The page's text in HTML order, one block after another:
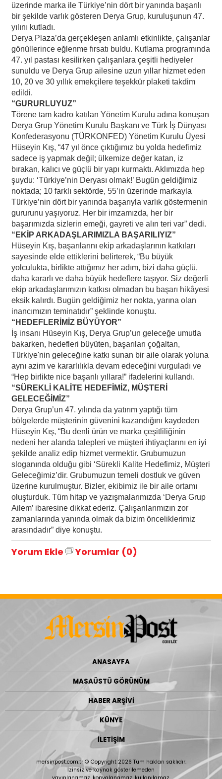
üzerinde marka ile Türkiye’nin dört bir yanında başarılı
bir şekilde varlık gösteren Derya Grup, kuruluşunun 47.
yılını kutladı.
Derya Plaza’da gerçekleşen anlamlı etkinlikte, çalışanlar
gönüllerince eğlenme fırsatı buldu. Kutlama programında
47. yıl pastası kesilirken çalışanlara çeşitli hediyeler
sunuldu ve Derya Grup ailesine uzun yıllar hizmet eden
10, 20 ve 30 yıllık emekçilere teşekkür plaketi takdim
edildi.
“GURURLUYUZ”
Törene tam kadro katılan Yönetim Kurulu adına konuşan
Derya Grup Yönetim Kurulu Başkanı ve Türk İş Dünyası
Konfederasyonu (TÜRKONFED) Yönetim Kurulu Üyesi
Hüseyin Kış, “47 yıl önce çıktığımız bu yolda hedefimiz
sadece iş yapmak değil; ülkemize değer katan, iz
bırakan, kalıcı ve güçlü bir yapı kurmaktı. Aklımızda hep
şuydu: ‘Türkiye’nin Deryası olmak!’ Bugün geldiğimiz
noktada; 10 farklı sektörde, 55’in üzerinde markayla
Türkiye’nin dört bir yanında başarıyla varlık göstermenin
gururunu yaşıyoruz. Her bir imzamızda, her bir
başarımızda sizlerin emeği, gayreti ve alın teri var” dedi.
“EKİP ARKADAŞLARIMIZLA BAŞARILIYIZ”
Hüseyin Kış, başarılarını ekip arkadaşlarının katkıları
sayesinde elde ettiklerini belirterek, “Bu büyük
yolculukta, birlikte attığımız her adım, bizi daha güçlü,
daha kararlı ve daha büyük hedeflere taşıyor. Siz değerli
ekip arkadaşlarımızın katkısı olmadan bu başarı hikâyesi
eksik kalırdı. Bugün geldiğimiz her nokta, yarına olan
inancımızın teminatıdır” şeklinde konuştu.
“HEDEFLERİMİZ BÜYÜYOR”
İş insanı Hüseyin Kış, Derya Grup’un geleceğe umutla
bakarken, hedefleri büyüten, başarıları çoğaltan,
Türkiye'nin geleceğine katkı sunan bir aile olarak yoluna
aynı azim ve kararlılıkla devam edeceğini vurguladı ve
“Hep birlikte nice başarılı yıllara!” ifadelerini kullandı.
“SÜREKLİ KALİTE HEDEFİMİZ, MÜŞTERİ
GELECEĞİMİZ”
Derya Grup’un 47. yılında da yatırım yaptığı tüm
bölgelerde müşterinin güvenini kazandığını kaydeden
Hüseyin Kış, “Bu denli ürün ve marka çeşitliliğinin
nedeni her alanda talepleri ve müşteri ihtiyaçlarını en iyi
şekilde analiz edip hizmet vermektir. Grubumuzun
sloganında olduğu gibi ‘Sürekli Kalite Hedefimiz, Müşteri
Geleceğimiz’dir. Grubumuzun temeli dostluk ve güven
üzerine kurulmuştur. Bizler, ekibimiz ile bir aile ortamı
oluşturduk. Tüm hitap ve yazışmalarımızda ‘Derya Grup
Ailem’ ibaresine dikkat ederiz. Çalışanlarımızın zor
zamanlarında yanında olmak da bizim önceliklerimiz
arasındadır” diye konuştu.
Yorum Ekle Yorumlar (0)
ANASAYFA
MASAÜSTÜ GÖRÜNÜM
HABER ARŞİVİ
KÜNYE
İLETİŞİM
mersinpost.com.tr © Copyright 2026 Tüm hakları saklıdır.
İzinsiz ve kaynak gösterilemeden